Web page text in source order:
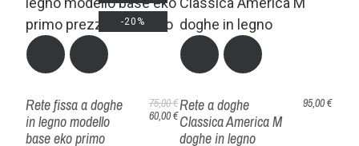
Rete fissa a doghe
in legno modello
base eko primo
75,00 €
60,00 €
-20%
Rete a doghe
Classica America M
doghe in legno
95,00 €